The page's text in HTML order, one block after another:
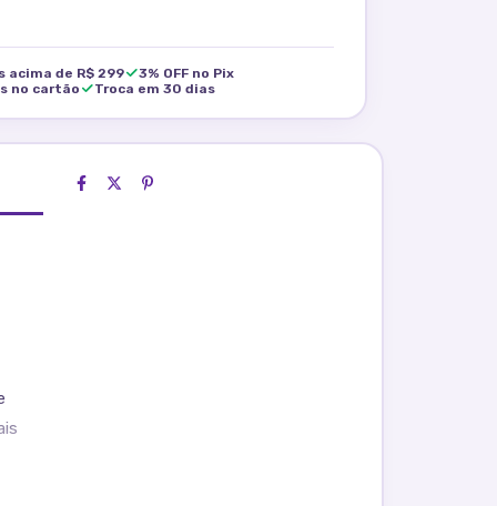
acima de R$ 299
3% OFF no Pix
no cartão
Troca em 30 dias